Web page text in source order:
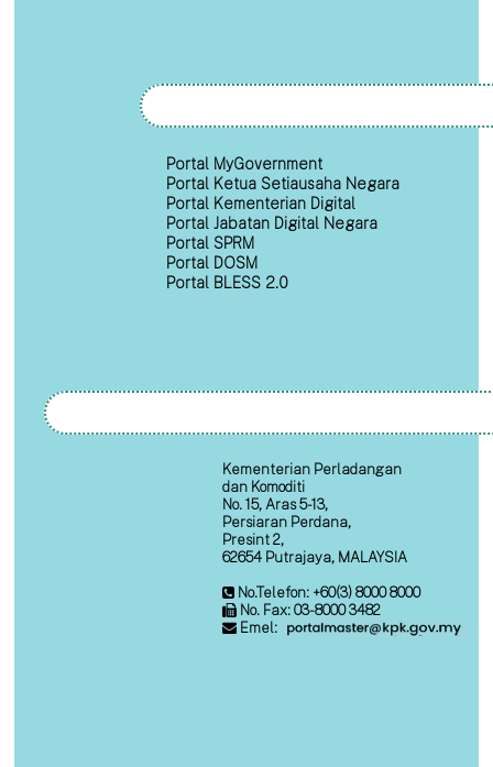
Portal MyGovernment
Portal Ketua Setiausaha Negara
Portal Kementerian Digital
Portal Jabatan Digital Negara
Portal SPRM
Portal DOSM
Portal BLESS 2.0
Kementerian Perladangan
dan Komoditi
No. 15, Aras 5-13,
Persiaran Perdana,
Presint 2,
62654 Putrajaya, MALAYSIA
No.Telefon: +60(3) 8000 8000
No. Fax: 03-8000 3482
Emel: